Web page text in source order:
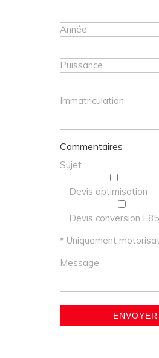
Année
Puissance
Immatriculation
Commentaires
Sujet
Devis optimisation
Devis conversion
* Uniquement
Message